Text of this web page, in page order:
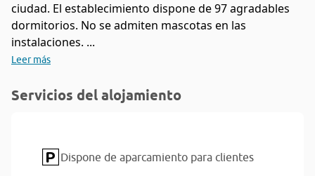
ciudad. El establecimiento dispone de 97 agradables
dormitorios. No se admiten mascotas en las
instalaciones. ...
Leer más
Servicios del alojamiento
Dispone de aparcamiento para clientes